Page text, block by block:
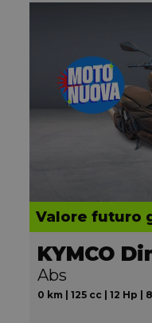
Valore futuro
KYMCO
Abs
0 km | 125 cc | 12 Hp |